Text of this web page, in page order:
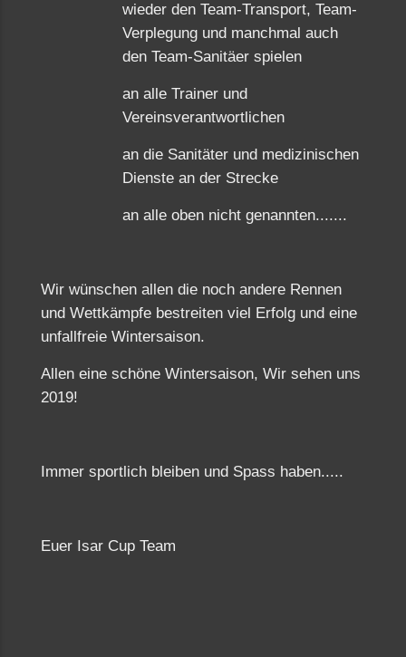
wieder den Team-Transport, Team-
Verplegung und manchmal auch
den Team-Sanitäer spielen
an alle Trainer und
Vereinsverantwortlichen
an die Sanitäter und medizinischen
Dienste an der Strecke
an alle oben nicht genannten.......
Wir wünschen allen die noch andere Rennen
und Wettkämpfe bestreiten viel Erfolg und eine
unfallfreie Wintersaison.
Allen eine schöne Wintersaison, Wir sehen uns
2019!
Immer sportlich bleiben und Spass haben.....
Euer Isar Cup Team